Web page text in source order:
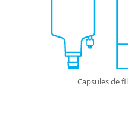
Capsules de